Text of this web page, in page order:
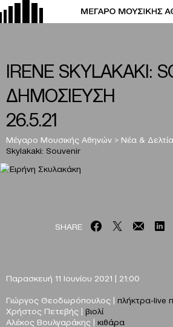
IRENE SKYLAKAKI:
ΔΗΜΟΣΙΕΥΣΗ
26.5.21
Μέγαρο Μουσικής Αθηνών > Νέα &
Skylakaki: Souvenir
SHARE
Παρασκευή 11 Ιουνίου 2021 | 21:00
Γιώργος Θεοδωρόπουλος | πλήκτρα-live
Χρήστος Πετεβής | βιολί
Αλέκος Βουλγαράκης | κιθάρα